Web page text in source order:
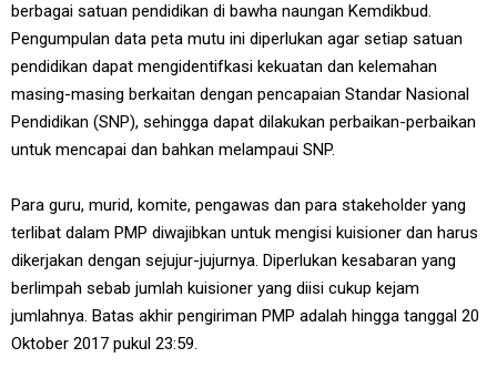
berbagai satuan pendidikan di bawha naungan Kemdikbud.
Pengumpulan data peta mutu ini diperlukan agar setiap satuan
pendidikan dapat mengidentifkasi kekuatan dan kelemahan
masing-masing berkaitan dengan pencapaian Standar Nasional
Pendidikan (SNP), sehingga dapat dilakukan perbaikan-perbaikan
untuk mencapai dan bahkan melampaui SNP.
Para guru, murid, komite, pengawas dan para stakeholder yang
terlibat dalam PMP diwajibkan untuk mengisi kuisioner dan harus
dikerjakan dengan sejujur-jujurnya. Diperlukan kesabaran yang
berlimpah sebab jumlah kuisioner yang diisi cukup kejam
jumlahnya. Batas akhir pengiriman PMP adalah hingga tanggal 20
Oktober 2017 pukul 23:59.